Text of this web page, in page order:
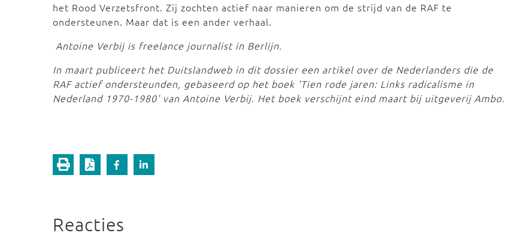
het Rood Verzetsfront. Zij zochten actief naar manieren om de strijd van de RAF te
ondersteunen. Maar dat is een ander verhaal.
Antoine Verbij is freelance journalist in Berlijn.
In maart publiceert het Duitslandweb in dit dossier een artikel over de Nederlanders die de
RAF actief ondersteunden, gebaseerd op het boek 'Tien rode jaren: Links radicalisme in
Nederland 1970-1980' van Antoine Verbij. Het boek verschijnt eind maart bij uitgeverij Ambo.
Reacties